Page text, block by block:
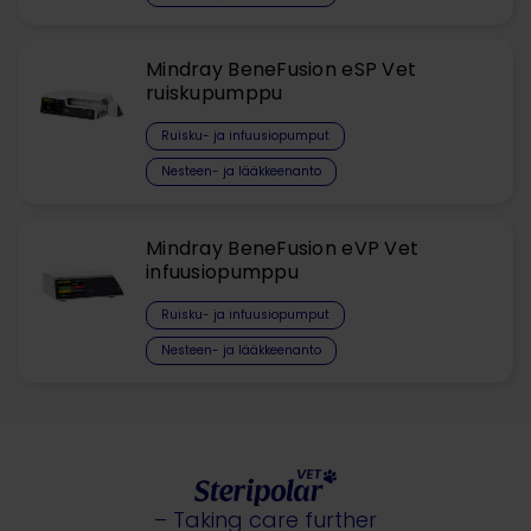
Mindray BeneFusion eSP Vet
ruiskupumppu
Ruisku- ja infuusiopumput
Nesteen- ja lääkkeenanto
Mindray BeneFusion eVP Vet
infuusiopumppu
Ruisku- ja infuusiopumput
Nesteen- ja lääkkeenanto
– Taking care further